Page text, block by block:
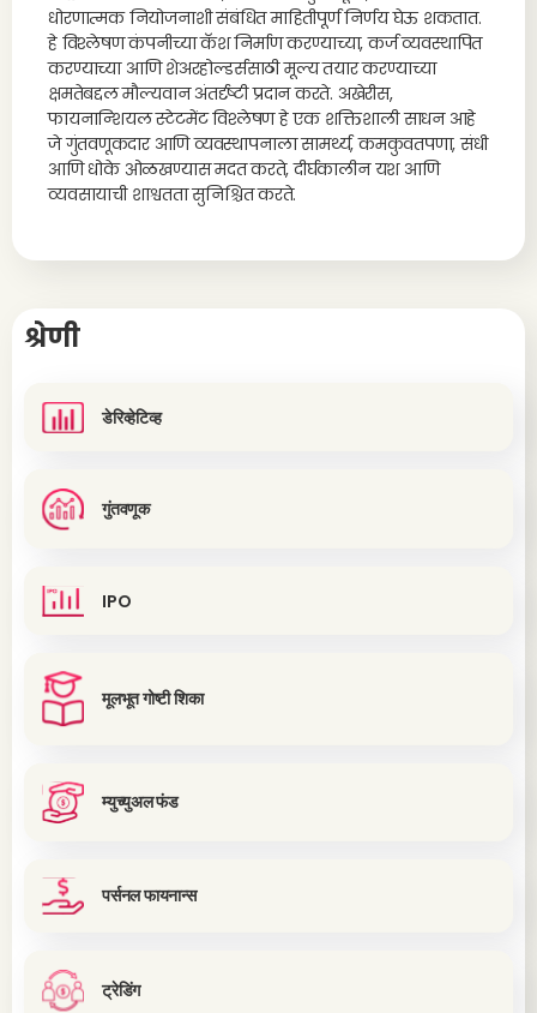
धोरणात्मक नियोजनाशी संबंधित माहितीपूर्ण निर्णय घेऊ शकतात.
हे विश्लेषण कंपनीच्या कॅश निर्माण करण्याच्या, कर्ज व्यवस्थापित
करण्याच्या आणि शेअरहोल्डर्ससाठी मूल्य तयार करण्याच्या
क्षमतेबद्दल मौल्यवान अंतर्दृष्टी प्रदान करते. अखेरीस,
फायनान्शियल स्टेटमेंट विश्लेषण हे एक शक्तिशाली साधन आहे
जे गुंतवणूकदार आणि व्यवस्थापनाला सामर्थ्य, कमकुवतपणा, संधी
आणि धोके ओळखण्यास मदत करते, दीर्घकालीन यश आणि
व्यवसायाची शाश्वतता सुनिश्चित करते.
श्रेणी
डेरिव्हेटिव्ह
गुंतवणूक
IPO
मूलभूत गोष्टी शिका
म्युच्युअल फंड
पर्सनल फायनान्स
ट्रेडिंग